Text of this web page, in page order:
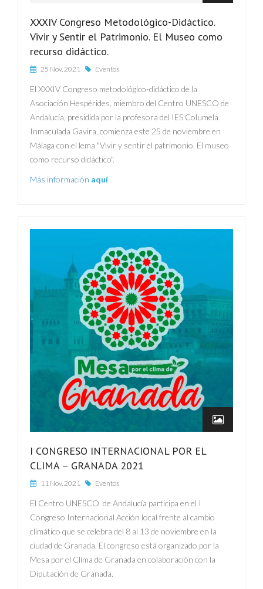
XXXIV Congreso Metodológico-Didáctico.
Vivir y Sentir el Patrimonio. El Museo como
recurso didáctico.
25 Nov, 2021 Eventos
El XXXIV Congreso metodológico-didáctico de la
Asociación Hespérides, miembro del Centro UNESCO de
Andalucía, presidida por la profesora del IES Columela
Inmaculada Gavira, comienza este 25 de noviembre en
Málaga con el lema "Vivir y sentir el patrimonio. El museo
como recurso didáctico".
Más información aquí
I CONGRESO INTERNACIONAL POR EL
CLIMA – GRANADA 2021
11 Nov, 2021 Eventos
El Centro UNESCO de Andalucía participa en el I
Congreso Internacional Acción local frente al cambio
climático que se celebra del 8 al 13 de noviembre en la
ciudad de Granada. El congreso está organizado por la
Mesa por el Clima de Granada en colaboración con la
Diputación de Granada.